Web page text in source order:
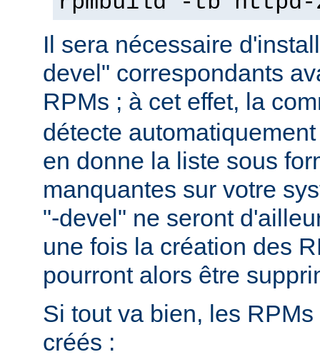
Il sera nécessaire
devel" correspondants
RPMs ; à cet effet, la
détecte
en donne la liste sous
manquantes sur votre
"-devel" ne seront
une fois la création des
pourront alors être
Si tout va bien, les
créés :